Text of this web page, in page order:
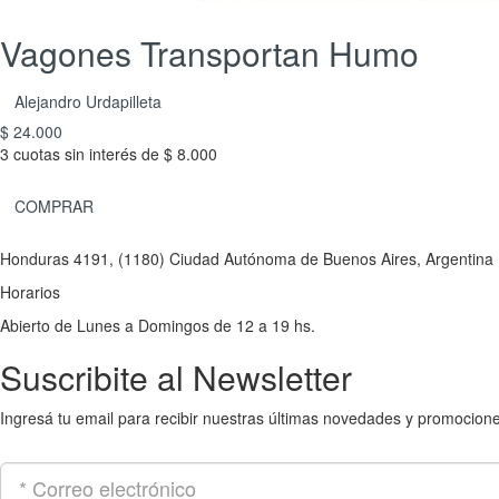
Vagones Transportan Humo
Alejandro Urdapilleta
$ 24.000
3 cuotas sin interés de $ 8.000
COMPRAR
Honduras 4191, (1180) Ciudad Autónoma de Buenos Aires, Argentina
Horarios
Abierto de Lunes a Domingos de 12 a 19 hs.
Suscribite al Newsletter
Ingresá tu email para recibir nuestras últimas novedades y